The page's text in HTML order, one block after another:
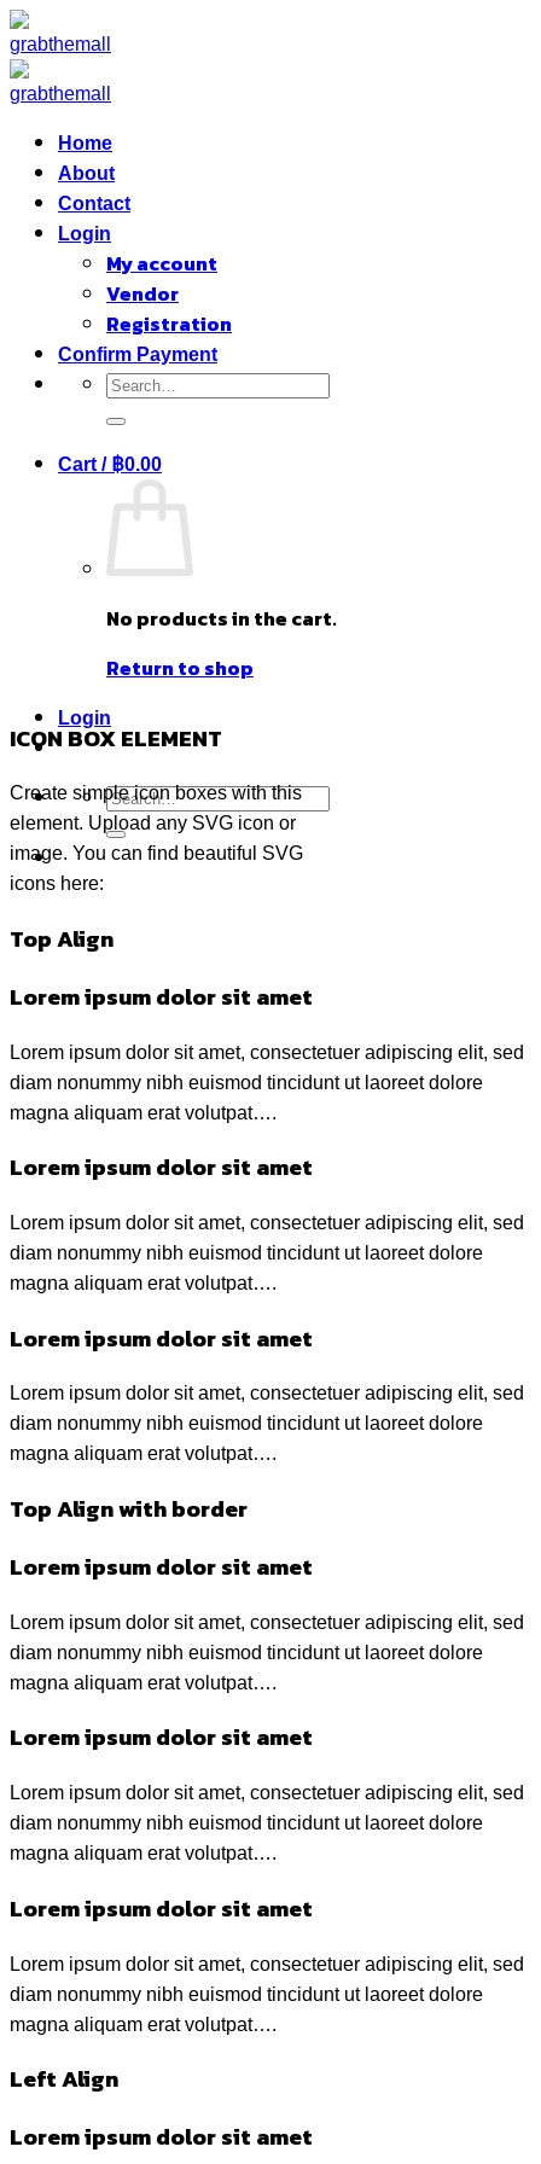
Skip
to
content
Home
About
Contact
Login
My account
Vendor
Registration
Confirm Payment
Search
for:
Cart / ฿0.00
No products in the cart.
Return to shop
Login
Search
for:
ICON BOX ELEMENT
Create simple icon boxes with this
element. Upload any SVG icon or
image. You can find beautiful SVG
icons here:
Top Align
Lorem ipsum dolor sit amet
Lorem ipsum dolor sit amet, consectetuer adipiscing elit, sed
diam nonummy nibh euismod tincidunt ut laoreet dolore
magna aliquam erat volutpat….
Lorem ipsum dolor sit amet
Lorem ipsum dolor sit amet, consectetuer adipiscing elit, sed
diam nonummy nibh euismod tincidunt ut laoreet dolore
magna aliquam erat volutpat….
Lorem ipsum dolor sit amet
Lorem ipsum dolor sit amet, consectetuer adipiscing elit, sed
diam nonummy nibh euismod tincidunt ut laoreet dolore
magna aliquam erat volutpat….
Top Align with border
Lorem ipsum dolor sit amet
Lorem ipsum dolor sit amet, consectetuer adipiscing elit, sed
diam nonummy nibh euismod tincidunt ut laoreet dolore
magna aliquam erat volutpat….
Lorem ipsum dolor sit amet
Lorem ipsum dolor sit amet, consectetuer adipiscing elit, sed
diam nonummy nibh euismod tincidunt ut laoreet dolore
magna aliquam erat volutpat….
Lorem ipsum dolor sit amet
Lorem ipsum dolor sit amet, consectetuer adipiscing elit, sed
diam nonummy nibh euismod tincidunt ut laoreet dolore
magna aliquam erat volutpat….
Left Align
Lorem ipsum dolor sit amet